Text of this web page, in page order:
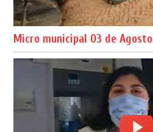
Micro municipal 03 de Agosto